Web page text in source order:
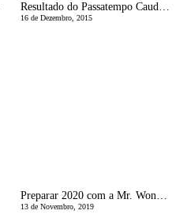
Resultado do Passatempo Caudalie & Eu, MÃ£e
16 de Dezembro, 2015
Preparar 2020 com a Mr. Wonderful e um Giveaway
13 de Novembro, 2019